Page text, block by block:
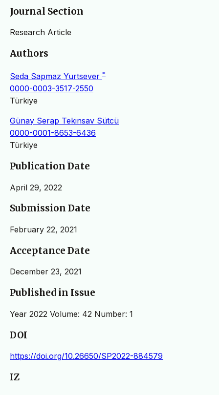
Journal Section
Research Article
Authors
Seda Sapmaz Yurtsever *
0000-0003-3517-2550
Türkiye
Günay Serap Tekinsav Sütcü
0000-0001-8653-6436
Türkiye
Publication Date
April 29, 2022
Submission Date
February 22, 2021
Acceptance Date
December 23, 2021
Published in Issue
Year 2022 Volume: 42 Number: 1
DOI
https://doi.org/10.26650/SP2022-884579
IZ